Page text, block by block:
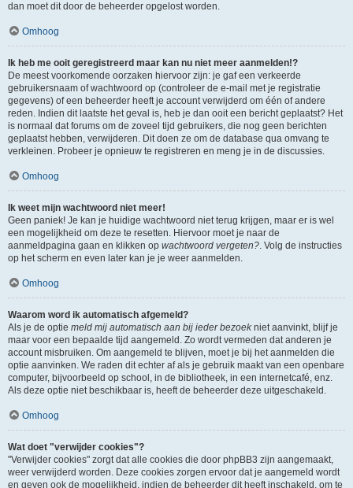
dan moet dit door de beheerder opgelost worden.
Omhoog
Ik heb me ooit geregistreerd maar kan nu niet meer aanmelden!?
De meest voorkomende oorzaken hiervoor zijn: je gaf een verkeerde
gebruikersnaam of wachtwoord op (controleer de e-mail met je registratie
gegevens) of een beheerder heeft je account verwijderd om één of andere
reden. Indien dit laatste het geval is, heb je dan ooit een bericht geplaatst? Het
is normaal dat forums om de zoveel tijd gebruikers, die nog geen berichten
geplaatst hebben, verwijderen. Dit doen ze om de database qua omvang te
verkleinen. Probeer je opnieuw te registreren en meng je in de discussies.
Omhoog
Ik weet mijn wachtwoord niet meer!
Geen paniek! Je kan je huidige wachtwoord niet terug krijgen, maar er is wel
een mogelijkheid om deze te resetten. Hiervoor moet je naar de
aanmeldpagina gaan en klikken op wachtwoord vergeten?. Volg de instructies
op het scherm en even later kan je je weer aanmelden.
Omhoog
Waarom word ik automatisch afgemeld?
Als je de optie meld mij automatisch aan bij ieder bezoekniet aanvinkt, blijf je
maar voor een bepaalde tijd aangemeld. Zo wordt vermeden dat anderen je
account misbruiken. Om aangemeld te blijven, moet je bij het aanmelden die
optie aanvinken. We raden dit echter af als je gebruik maakt van een openbare
computer, bijvoorbeeld op school, in de bibliotheek, in een internetcafé, enz.
Als deze optie niet beschikbaar is, heeft de beheerder deze uitgeschakeld.
Omhoog
Wat doet "verwijder cookies"?
"Verwijder cookies" zorgt dat alle cookies die door phpBB3 zijn aangemaakt,
weer verwijderd worden. Deze cookies zorgen ervoor dat je aangemeld wordt
en geven ook de mogelijkheid, indien de beheerder dit heeft inschakeld, om te